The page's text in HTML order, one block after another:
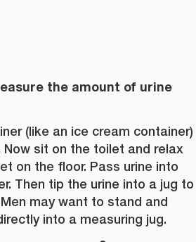
the amount of urine
(like an ice cream container)
Now sit on the toilet and relax
on the floor. Pass urine into
Then tip the urine into a jug to
may want to stand and
into a measuring jug.